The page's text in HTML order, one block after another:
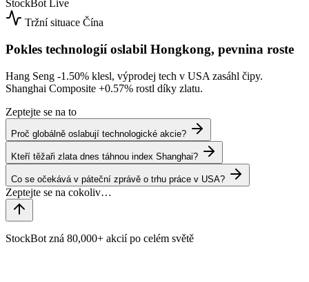
StockBot
Live
Tržní situace Čína
Pokles technologií oslabil Hongkong, pevnina roste
Hang Seng -1.50% klesl, výprodej tech v USA zasáhl čipy.
Shanghai Composite +0.57% rostl díky zlatu.
Zeptejte se na to
Proč globálně oslabují technologické akcie?
Kteří těžaři zlata dnes táhnou index Shanghai?
Co se očekává v páteční zprávě o trhu práce v USA?
StockBot zná 80,000+ akcií po celém světě